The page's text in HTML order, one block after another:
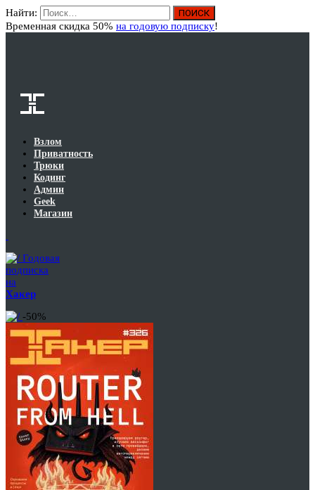
Найти:
Временная скидка 50% на годовую подписку!
Взлом
Приватность
Трюки
Кодинг
Админ
Geek
Магазин
Годовая
подписка
на
Хакер
-50%